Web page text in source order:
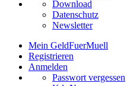
Download
Datenschutz
Newsletter
Mein GeldFuerMuell
Registrieren
Anmelden
Passwort vergessen